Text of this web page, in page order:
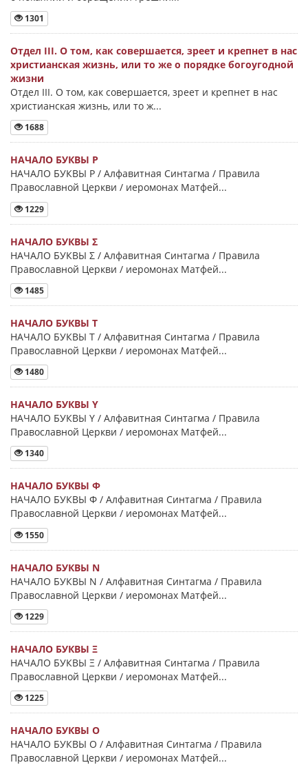
1301
Отдел III. О том, как совершается, зреет и крепнет в нас
христианская жизнь, или то же о порядке богоугодной
жизни
Отдел III. О том, как совершается, зреет и крепнет в нас
христианская жизнь, или то ж...
1688
НАЧАЛО БУКВЫ Ρ
НАЧАЛО БУКВЫ Ρ / Алфавитная Синтагма / Правила
Православной Церкви / иеромонах Матфей...
1229
НАЧАЛО БУКВЫ Σ
НАЧАЛО БУКВЫ Σ / Алфавитная Синтагма / Правила
Православной Церкви / иеромонах Матфей...
1485
НАЧАЛО БУКВЫ Τ
НАЧАЛО БУКВЫ Τ / Алфавитная Синтагма / Правила
Православной Церкви / иеромонах Матфей...
1480
НАЧАЛО БУКВЫ Y
НАЧАЛО БУКВЫ Y / Алфавитная Синтагма / Правила
Православной Церкви / иеромонах Матфей...
1340
НАЧАЛО БУКВЫ Φ
НАЧАЛО БУКВЫ Φ / Алфавитная Синтагма / Правила
Православной Церкви / иеромонах Матфей...
1550
НАЧАЛО БУКВЫ Ν
НАЧАЛО БУКВЫ Ν / Алфавитная Синтагма / Правила
Православной Церкви / иеромонах Матфей...
1229
НАЧАЛО БУКВЫ Ξ
НАЧАЛО БУКВЫ Ξ / Алфавитная Синтагма / Правила
Православной Церкви / иеромонах Матфей...
1225
НАЧАЛО БУКВЫ Ο
НАЧАЛО БУКВЫ Ο / Алфавитная Синтагма / Правила
Православной Церкви / иеромонах Матфей...